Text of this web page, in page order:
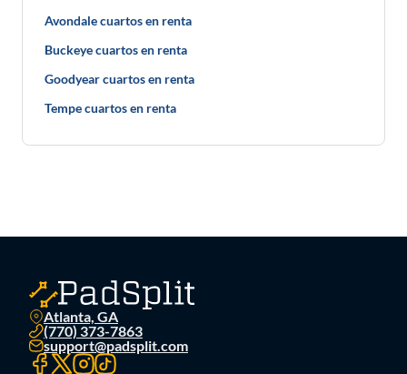
Avondale cuartos en renta
Buckeye cuartos en renta
Goodyear cuartos en renta
Tempe cuartos en renta
Atlanta, GA
(770) 373-7863
support@padsplit.com